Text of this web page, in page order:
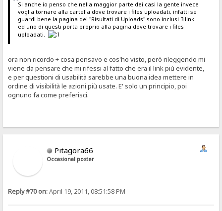
Si anche io penso che nella maggior parte dei casi la gente invece
voglia tornare alla cartella dove trovare i files uploadati, infatti se
guardi bene la pagina dei "Risultati di Uploads" sono inclusi 3 link
ed uno di questi porta proprio alla pagina dove trovare i files
uploadati.
ora non ricordo + cosa pensavo e cos'ho visto, però rileggendo mi
viene da pensare che mi rifessi al fatto che era il link più evidente,
e per questioni di usabilità sarebbe una buona idea mettere in
ordine di visibilità le azioni più usate. E' solo un principio, poi
ognuno fa come preferisci.
Pitagora66
Occasional poster
Reply #70 on:April 19, 2011, 08:51:58 PM